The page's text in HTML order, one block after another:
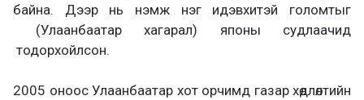
байна. Дээр нь нэмж нэг идэвхитэй голомтыг
(Улаанбаатар хагарал) японы судлаачид
тодорхойлсон.
2005 оноос Улаанбаатар хот орчимд газар хөдлөлтийн